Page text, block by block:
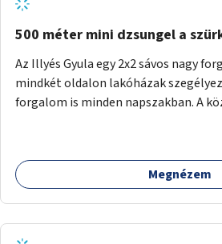
500 méter mini dzsungel a
Az Illyés Gyula egy 2x2 sávos nagy
mindkét oldalon lakóházak
forgalom is minden napszakban. A
szintű növényzettel,
valamilyen vizes attrakcióval ami
Megnézem